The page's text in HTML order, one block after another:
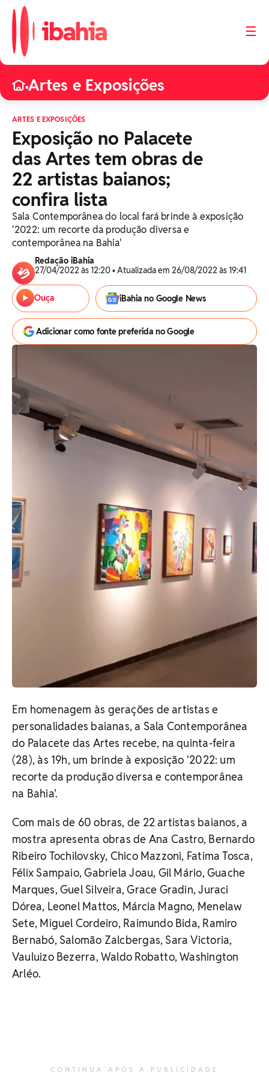
☰
•Artes e Exposições
ARTES E EXPOSIÇÕES
Exposição no Palacete
das Artes tem obras de
22 artistas baianos;
confira lista
Sala Contemporânea do local fará brinde à exposição
'2022: um recorte da produção diversa e
contemporânea na Bahia'
Redação iBahia
27/04/2022 às 12:20 • Atualizada em 26/08/2022 às 19:41
Ouça iBahia no Google News
Adicionar como fonte preferida no Google
Em homenagem às gerações de artistas e
personalidades baianas, a Sala Contemporânea
do Palacete das Artes recebe, na quinta-feira
(28), às 19h, um brinde à exposição '2022: um
recorte da produção diversa e contemporânea
na Bahia'.
Com mais de 60 obras, de 22 artistas baianos, a
mostra apresenta obras de Ana Castro, Bernardo
Ribeiro Tochilovsky, Chico Mazzoni, Fatima Tosca,
Félix Sampaio, Gabriela Joau, Gil Mário, Guache
Marques, Guel Silveira, Grace Gradin, Juraci
Dórea, Leonel Mattos, Márcia Magno, Menelaw
Sete, Miguel Cordeiro, Raimundo Bida, Ramiro
Bernabó, Salomão Zalcbergas, Sara Victoria,
Vauluizo Bezerra, Waldo Robatto, Washington
Arléo.
CONTINUA APÓS A PUBLICIDADE